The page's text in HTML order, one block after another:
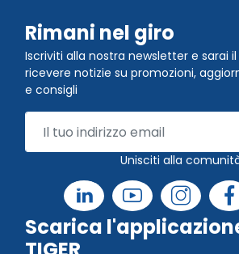
Rimani nel giro
Iscriviti alla nostra newsletter e sarai
ricevere notizie su promozioni,
e consigli
Unisciti alla
Scarica